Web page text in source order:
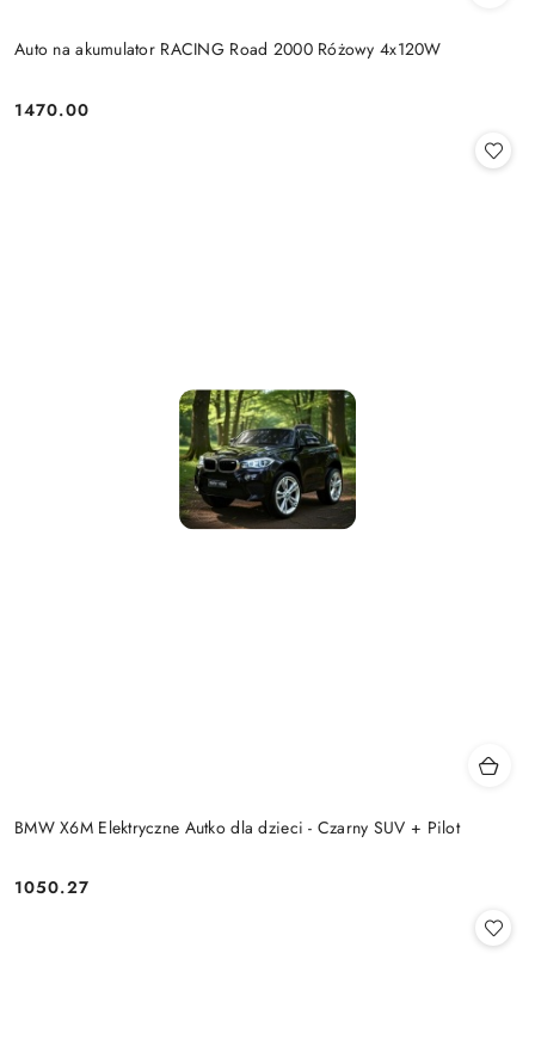
Auto na akumulator RACING Road 2000 Różowy 4x120W
Cena:
1470.00
BMW X6M Elektryczne Autko dla dzieci - Czarny SUV + Pilot
Cena:
1050.27